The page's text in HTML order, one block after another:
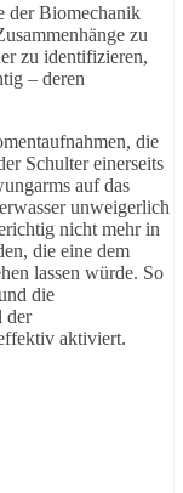
der Biomechanik
zu
zu identifizieren,
– deren
die
Schulter einerseits
auf das
unweigerlich
nicht mehr in
die eine dem
lassen würde. So
die
der
aktiviert.